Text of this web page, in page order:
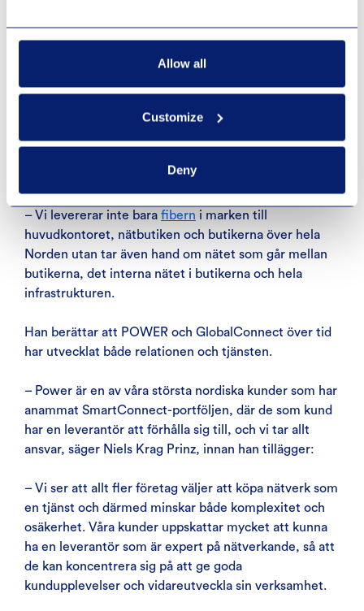
Allow all
Customize
Deny
Nätverk som en tjänst
– Vi levererar inte bara fibern i marken till
huvudkontoret, nätbutiken och butikerna över hela
Norden utan tar även hand om nätet som går mellan
butikerna, det interna nätet i butikerna och hela
infrastrukturen.
Han berättar att POWER och GlobalConnect över tid
har utvecklat både relationen och tjänsten.
– Power är en av våra största nordiska kunder som har
anammat SmartConnect-portföljen, där de som kund
har en leverantör att förhålla sig till, och vi tar allt
ansvar, säger Niels Krag Prinz, innan han tillägger:
– Vi ser att allt fler företag väljer att köpa nätverk som
en tjänst och därmed minskar både komplexitet och
osäkerhet. Våra kunder uppskattar mycket att kunna
ha en leverantör som är expert på nätverkande, så att
de kan koncentrera sig på att ge goda
kundupplevelser och vidareutveckla sin verksamhet.